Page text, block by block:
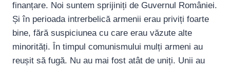
finanțare. Noi suntem sprijiniți de Guvernul României.
Și în perioada intrerbelică armenii erau priviți foarte
bine, fără suspiciunea cu care erau văzute alte
minorități. În timpul comunismului mulți armeni au
reușit să fugă. Nu au mai fost atât de uniți. Unii au